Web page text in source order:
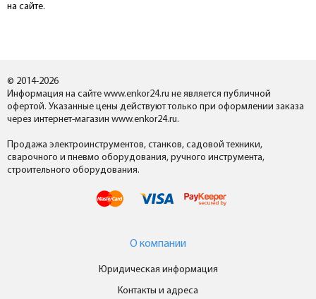
на сайте.
© 2014-2026
Информация на сайте www.enkor24.ru не является публичной
офертой. Указанные цены действуют только при оформлении заказа
через интернет-магазин www.enkor24.ru.
Продажа электроинструментов, станков, садовой техники,
сварочного и пневмо оборудования, ручного инструмента,
строительного оборудования.
О компании
Юридическая информация
Контакты и адреса